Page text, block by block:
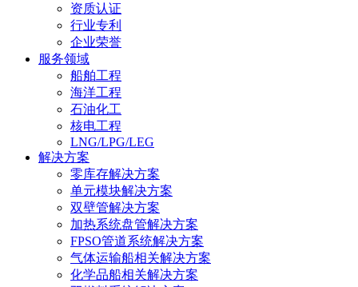
资质认证
行业专利
企业荣誉
服务领域
船舶工程
海洋工程
石油化工
核电工程
LNG/LPG/LEG
解决方案
零库存解决方案
单元模块解决方案
双壁管解决方案
加热系统盘管解决方案
FPSO管道系统解决方案
气体运输船相关解决方案
化学品船相关解决方案